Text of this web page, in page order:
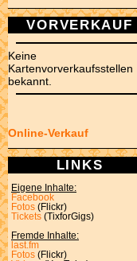
VORVERKAUF
Keine
Kartenvorverkaufsstellen
bekannt.
Online-Verkauf
LINKS
Eigene Inhalte:
Facebook
Fotos (Flickr)
Tickets (TixforGigs)
Fremde Inhalte:
last.fm
Fotos (Flickr)